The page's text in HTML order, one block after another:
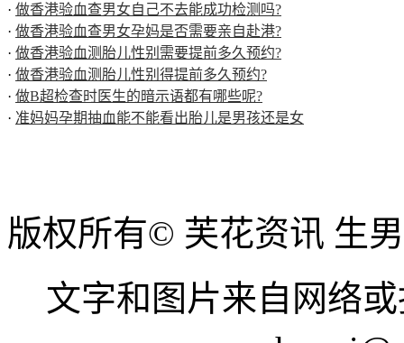
· 做香港验血查男女自己不去能成功检测吗?
· 做香港验血查男女孕妈是否需要亲自赴港?
· 做香港验血测胎儿性别需要提前多久预约?
· 做香港验血测胎儿性别得提前多久预约?
· 做B超检查时医生的暗示语都有哪些呢?
· 准妈妈孕期抽血能不能看出胎儿是男孩还是女
版权所有© 芙花资讯 生
文字和图片来自网络